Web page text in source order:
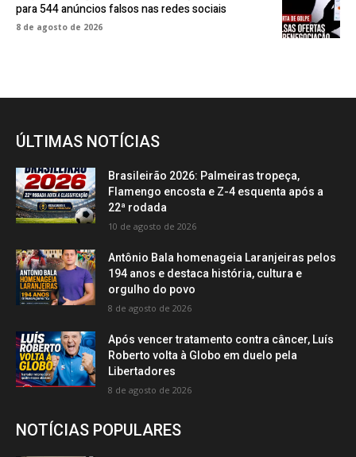
para 544 anúncios falsos nas redes sociais
8 de agosto de 2026
ÚLTIMAS NOTÍCIAS
Brasileirão 2026: Palmeiras tropeça,
Flamengo encosta e Z-4 esquenta após a
22ª rodada
10 de agosto de 2026
Antônio Bala homenageia Laranjeiras pelos
194 anos e destaca história, cultura e
orgulho do povo
8 de agosto de 2026
Após vencer tratamento contra câncer, Luís
Roberto volta à Globo em duelo pela
Libertadores
8 de agosto de 2026
NOTÍCIAS POPULARES